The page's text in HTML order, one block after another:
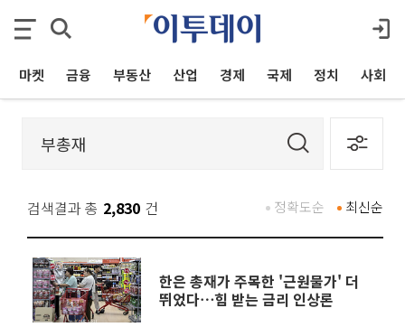
마켓 금융 부동산 산업 경제 국제 정치 사회
검색결과 총 2,830 건 최신순
정확도순
한은 총재가 주목한 '근원물가' 더
뛰었다⋯힘 받는 금리 인상론